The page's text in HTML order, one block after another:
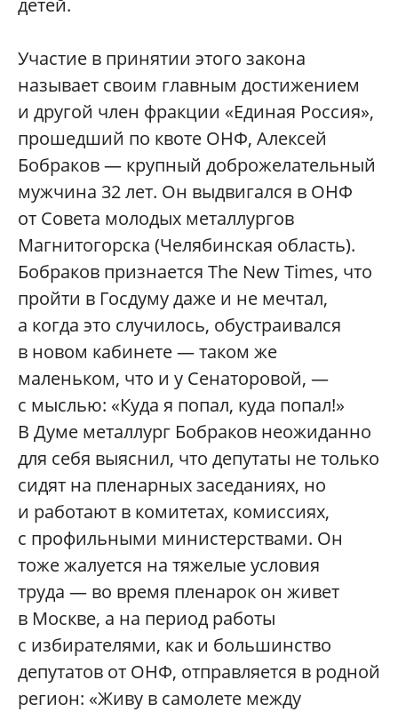
детей.
Участие в принятии этого закона
называет своим главным достижением
и другой член фракции «Единая Россия»,
прошедший по квоте ОНФ, Алексей
Бобраков — крупный доброжелательный
мужчина 32 лет. Он выдвигался в ОНФ
от Совета молодых металлургов
Магнитогорска (Челябинская область).
Бобраков признается The New Times, что
пройти в Госдуму даже и не мечтал,
а когда это случилось, обустраивался
в новом кабинете — таком же
маленьком, что и у Сенаторовой, —
с мыслью: «Куда я попал, куда попал!»
В Думе металлург Бобраков неожиданно
для себя выяснил, что депутаты не только
сидят на пленарных заседаниях, но
и работают в комитетах, комиссиях,
с профильными министерствами. Он
тоже жалуется на тяжелые условия
труда — во время пленарок он живет
в Москве, а на период работы
с избирателями, как и большинство
депутатов от ОНФ, отправляется в родной
регион: «Живу в самолете между